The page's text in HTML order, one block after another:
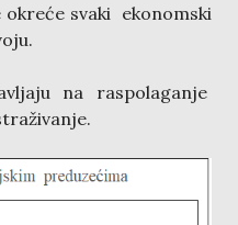
svaki ekonomski
na raspolaganje